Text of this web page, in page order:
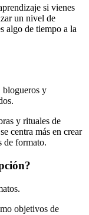
si vienes
un nivel de
algo de tiempo a la
blogueros y
y rituales de
centra más en crear
de formato.
objetivos de